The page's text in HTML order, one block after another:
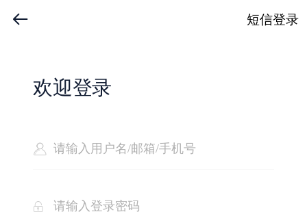
短信登录
欢迎登录